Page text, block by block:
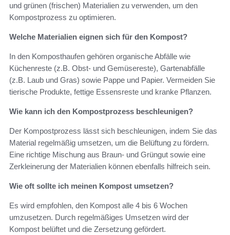
und grünen (frischen) Materialien zu verwenden, um den
Kompostprozess zu optimieren.
Welche Materialien eignen sich für den Kompost?
In den Komposthaufen gehören organische Abfälle wie
Küchenreste (z.B. Obst- und Gemüsereste), Gartenabfälle
(z.B. Laub und Gras) sowie Pappe und Papier. Vermeiden Sie
tierische Produkte, fettige Essensreste und kranke Pflanzen.
Wie kann ich den Kompostprozess beschleunigen?
Der Kompostprozess lässt sich beschleunigen, indem Sie das
Material regelmäßig umsetzen, um die Belüftung zu fördern.
Eine richtige Mischung aus Braun- und Grüngut sowie eine
Zerkleinerung der Materialien können ebenfalls hilfreich sein.
Wie oft sollte ich meinen Kompost umsetzen?
Es wird empfohlen, den Kompost alle 4 bis 6 Wochen
umzusetzen. Durch regelmäßiges Umsetzen wird der
Kompost belüftet und die Zersetzung gefördert.